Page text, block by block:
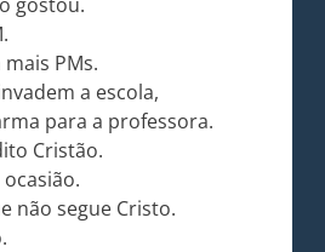
PMs.
a escola,
para a professora.
Cristão.
não segue Cristo.